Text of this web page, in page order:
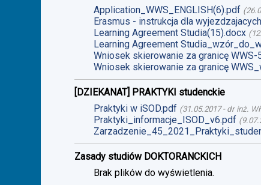
Application_WWS_ENGLISH(6).pdf (
Erasmus - instrukcja dla
Learning Agreement Studia(15).docx (
Learning Agreement
Wniosek skierowanie za granicę WWS-
Wniosek skierowanie za granicę
[DZIEKANAT] PRAKTYKI studenckie
Praktyki w iSOD.pdf (31.05.2017- dr inż.
Praktyki_informacje_ISOD_v6.pdf (
Zasady studiów DOKTORANCKICH
Brak plików do wyświetlenia.